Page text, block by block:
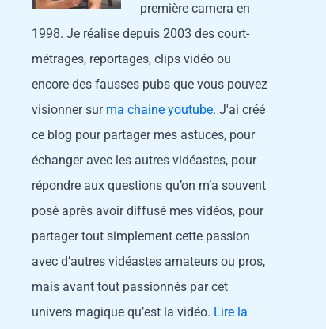
première camera en
1998. Je réalise depuis 2003 des court-
métrages, reportages, clips vidéo ou
encore des fausses pubs que vous pouvez
visionner sur ma chaine youtube. J'ai créé
ce blog pour partager mes astuces, pour
échanger avec les autres vidéastes, pour
répondre aux questions qu’on m’a souvent
posé après avoir diffusé mes vidéos, pour
partager tout simplement cette passion
avec d’autres vidéastes amateurs ou pros,
mais avant tout passionnés par cet
univers magique qu’est la vidéo. Lire la